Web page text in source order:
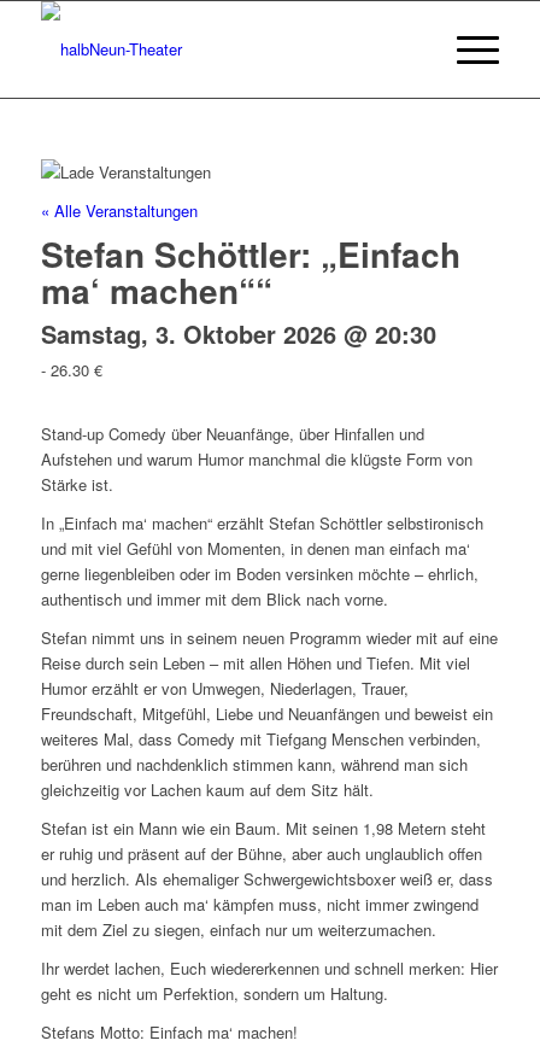
« Alle Veranstaltungen
Stefan Schöttler: „Einfach
ma‘ machen““
Samstag, 3. Oktober 2026 @ 20:30
- 26.30 €
Stand-up Comedy über Neuanfänge, über Hinfallen und
Aufstehen und warum Humor manchmal die klügste Form von
Stärke ist.
In „Einfach ma‘ machen“ erzählt Stefan Schöttler selbstironisch
und mit viel Gefühl von Momenten, in denen man einfach ma‘
gerne liegenbleiben oder im Boden versinken möchte – ehrlich,
authentisch und immer mit dem Blick nach vorne.
Stefan nimmt uns in seinem neuen Programm wieder mit auf eine
Reise durch sein Leben – mit allen Höhen und Tiefen. Mit viel
Humor erzählt er von Umwegen, Niederlagen, Trauer,
Freundschaft, Mitgefühl, Liebe und Neuanfängen und beweist ein
weiteres Mal, dass Comedy mit Tiefgang Menschen verbinden,
berühren und nachdenklich stimmen kann, während man sich
gleichzeitig vor Lachen kaum auf dem Sitz hält.
Stefan ist ein Mann wie ein Baum. Mit seinen 1,98 Metern steht
er ruhig und präsent auf der Bühne, aber auch unglaublich offen
und herzlich. Als ehemaliger Schwergewichtsboxer weiß er, dass
man im Leben auch ma‘ kämpfen muss, nicht immer zwingend
mit dem Ziel zu siegen, einfach nur um weiterzumachen.
Ihr werdet lachen, Euch wiedererkennen und schnell merken: Hier
geht es nicht um Perfektion, sondern um Haltung.
Stefans Motto: Einfach ma‘ machen!